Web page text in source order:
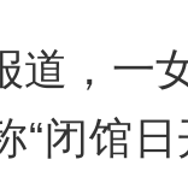
道，一
“闭馆